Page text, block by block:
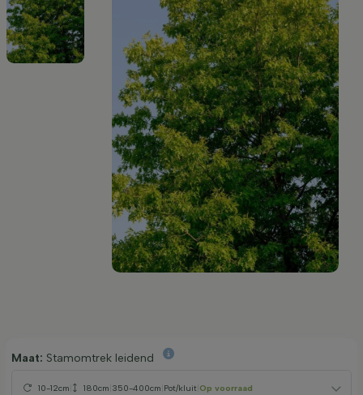
Maat: Stamomtrek leidend
10-12cm 180cm 350-400cm Pot/kluit Op voorraad